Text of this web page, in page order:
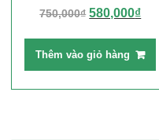
750,000₫ Giá
là:
750,000₫.
580,000₫Giá
Thêm vào giỏ hàng